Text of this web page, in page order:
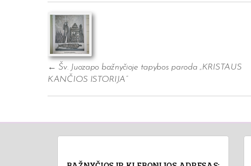
navigation
← Šv. Juozapo bažnyčioje tapybos paroda „KRISTAUS
KANČIOS ISTORIJA”